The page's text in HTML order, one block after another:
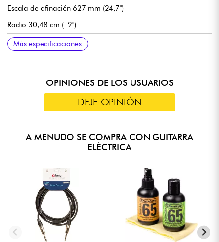
Escala de afinación 627 mm (24,7")
Radio 30,48 cm (12")
Anchura de mástil a cejuela 42 mm (1.65")
Pastillas de bobina simple Sire Vintage P90
Volumen por pastilla
Tono por pastilla
Selector de pastillas de 3 posiciones
Puente Sire Tune-O-Matic
Cordal Sire Stop Bar
Clavijas de afinación Sire Premium Diecasting
Acabado brillante
Más especificaciones
OPINIONES DE LOS USUARIOS
DEJE OPINIÓN
A MENUDO SE COMPRA CON GUITARRA
ELÉCTRICA